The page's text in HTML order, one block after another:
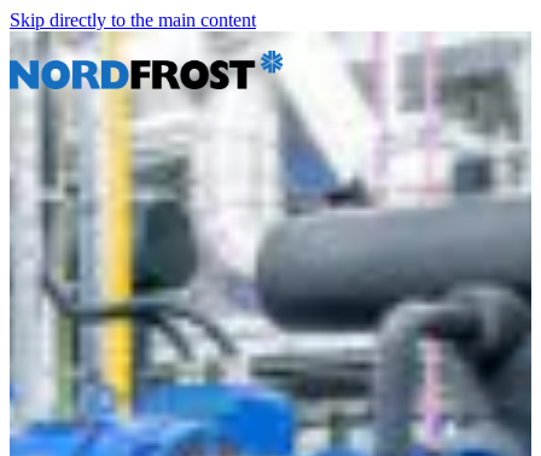
Skip directly to the main content